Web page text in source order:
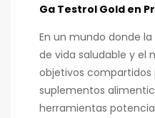
Ga Testrol Gold en
En un mundo donde
de vida saludable y el
objetivos compartidos
suplementos
herramientas